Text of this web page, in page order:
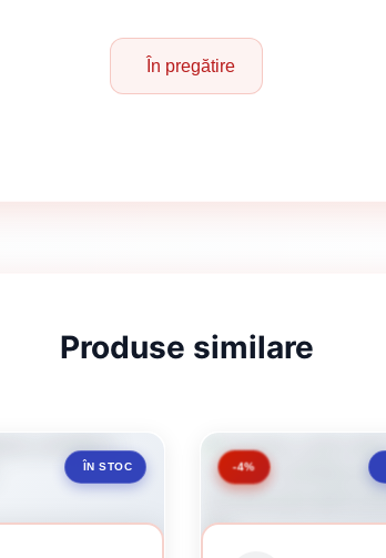
În pregătire
Produse similare
ÎN STOC -4%